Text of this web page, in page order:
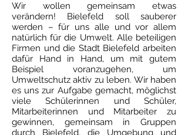
Wir wollen gemeinsam etwas
verändern! Bielefeld soll sauberer
werden – für uns alle und vor allem
natürlich für die Umwelt. Alle beteiligen
Firmen und die Stadt Bielefeld arbeiten
dafür Hand in Hand, um mit gutem
Beispiel voranzugehen, um
Umweltschutz aktiv zu leben. Wir haben
es uns zur Aufgabe gemacht, möglichst
viele Schülerinnen und Schüler,
Mitarbeiterinnen und Mitarbeiter zu
gewinnen, gemeinsam in Gruppen
durch Bielefeld, die Umgebung und